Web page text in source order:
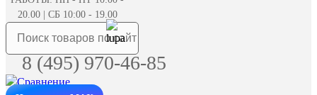
20.00 | СБ 10:00 - 19.00
8 (495) 970-46-85